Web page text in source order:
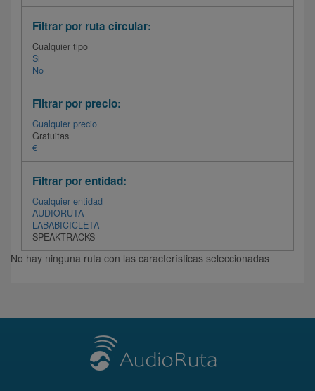
Filtrar por ruta circular:
Cualquier tipo
Si
No
Filtrar por precio:
Cualquier precio
Gratuitas
€
Filtrar por entidad:
Cualquier entidad
AUDIORUTA
LABABICICLETA
SPEAKTRACKS
No hay ninguna ruta con las características seleccionadas